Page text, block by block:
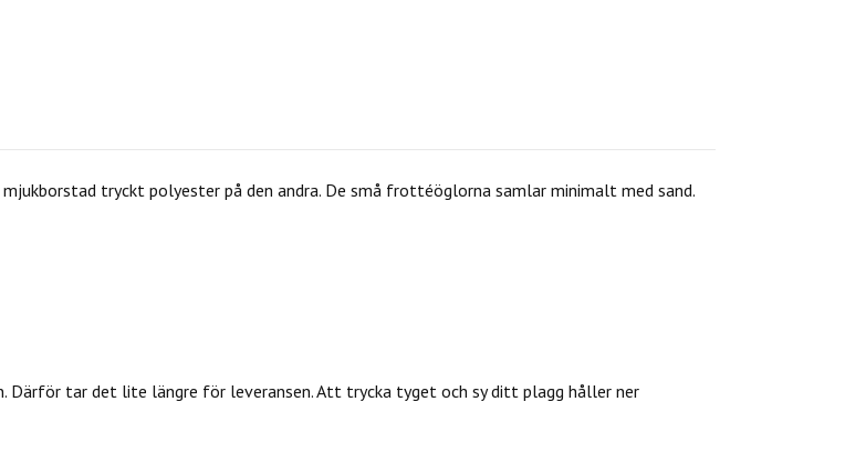
tryckt polyester på den andra. De små frottéöglorna samlar minimalt med sand.
Därför tar det lite längre för leveransen. Att trycka tyget och sy ditt plagg håller ner